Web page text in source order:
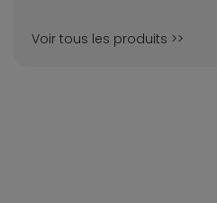
Voir tous les produits >>